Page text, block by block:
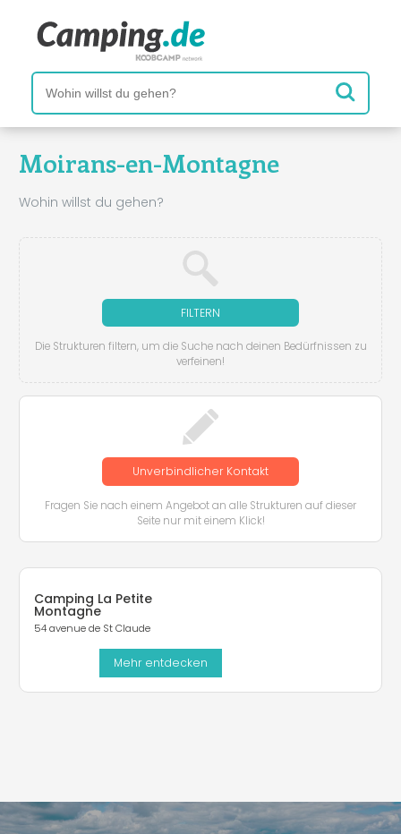
Moirans-en-Montagne
Wohin willst du gehen?
FILTERN
Die Strukturen filtern, um die Suche nach deinen Bedürfnissen zu
verfeinen!
Unverbindlicher Kontakt
Fragen Sie nach einem Angebot an alle Strukturen auf dieser
Seite nur mit einem Klick!
Camping La Petite
Montagne
54 avenue de St Claude
Mehr entdecken